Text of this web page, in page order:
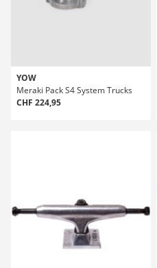
YOW
Meraki Pack S4 System Trucks
CHF 224,95